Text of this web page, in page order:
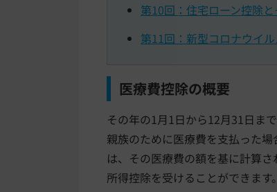
第10回：住宅ローン控除
第11回：新型コロナウイル
医療費控除の概要
その年の1月1日から12月31日ま
親族のために医療費を支払った場
は、その医療費の額を基に計算
所得控除を受けることができます